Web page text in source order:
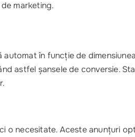
marketing.
în funcție de
astfel șansele de conversie.
o necesitate. Aceste anunțuri